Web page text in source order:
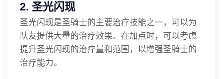
2. 圣光闪现
圣光闪现是圣骑士的主要治疗技能之一，可以为
队友提供大量的治疗效果。在加点时，可以考虑
提升圣光闪现的治疗量和范围，以增强圣骑士的
治疗能力。